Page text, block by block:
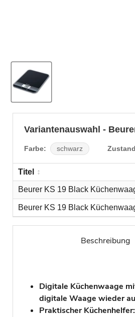
Variantenauswahl -
Farbe: schwarz
Titel
Beurer KS 19 Black
Beurer KS 19 Black
Beschreibung
Digitale Küchenwaage
digitale Waage wieder
Praktischer